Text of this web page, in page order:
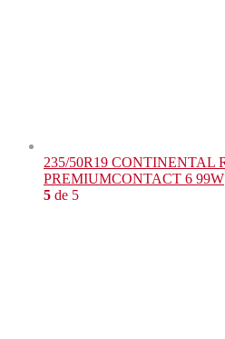
235/50R19 CONTINENTAL
PREMIUMCONTACT 6 99W
5 de 5